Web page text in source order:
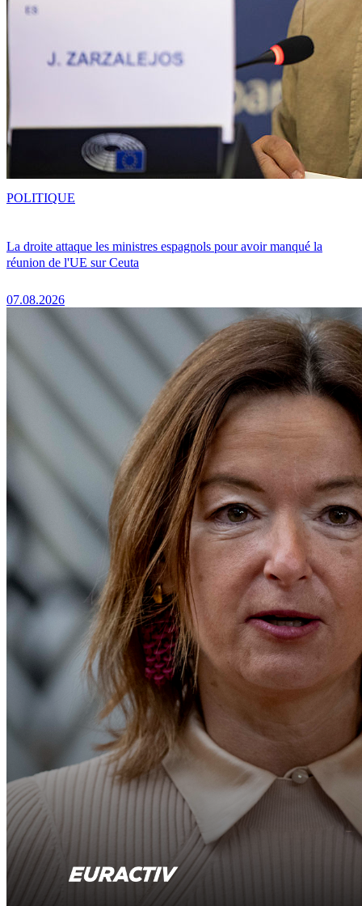
La droite attaque les ministres espagnols pour avoir manqué la
réunion de l'UE sur Ceuta
07.08.2026
POLITIQUE